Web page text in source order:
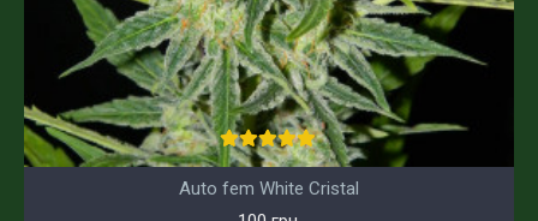
Auto fem White Cristal